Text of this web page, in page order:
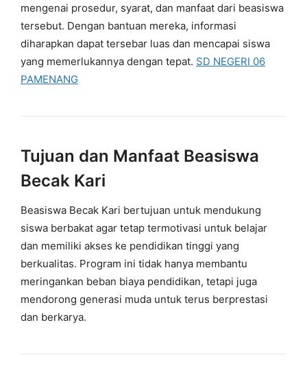
mengenai prosedur, syarat, dan manfaat dari beasiswa
tersebut. Dengan bantuan mereka, informasi
diharapkan dapat tersebar luas dan mencapai siswa
yang memerlukannya dengan tepat. SD NEGERI 06
PAMENANG
Tujuan dan Manfaat Beasiswa
Becak Kari
Beasiswa Becak Kari bertujuan untuk mendukung
siswa berbakat agar tetap termotivasi untuk belajar
dan memiliki akses ke pendidikan tinggi yang
berkualitas. Program ini tidak hanya membantu
meringankan beban biaya pendidikan, tetapi juga
mendorong generasi muda untuk terus berprestasi
dan berkarya.